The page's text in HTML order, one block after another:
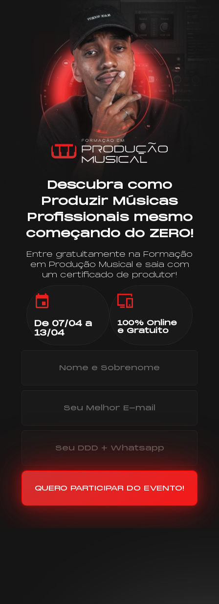
Descubra como
Produzir Músicas
Profissionais mesmo
começando do ZERO!
Entre gratuitamente na Formação
em Produção Musical e saia com
um certificado de produtor!
De 07/04 a
13/04
100% Online
e Gratuito
QUERO PARTICIPAR DO EVENTO!